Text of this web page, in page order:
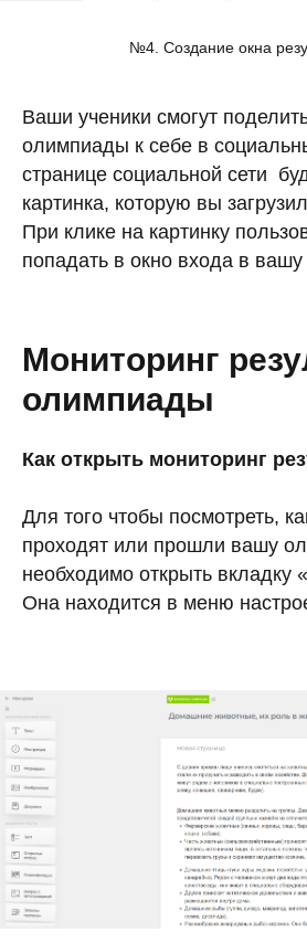
№4. Создание окна
Ваши ученики смогут
олимпиады к себе в
странице социальной сети
картинка, которую вы
При клике на картинку
попадать в окно входа в
Мониторинг
олимпиады
Как открыть мониторинг
Для того чтобы посмотреть,
проходят или прошли вашу
необходимо открыть вкладку
Она находится в меню